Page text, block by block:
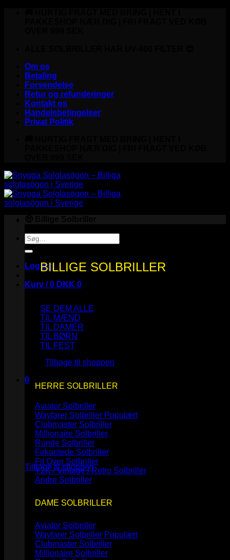
Om os
Betaling
Forsendelse
Retur og refunderinger
Kontakt os
Handelsbetingelser
Privat Politik
Søg
efter:
Log ind
Kurv /0 DKK 0
Ingen varer i kurven.
Tilbage til shoppen
0
Kurv
Ingen varer i kurven.
Tilbage til shoppen
BILLIGE SOLBRILLER
SE DEM ALLE
TIL MÆND
TIL DAMER
TIL BØRN
TIL FEST
HERRE SOLBRILLER
Aviator Solbriller
Wayfarer Solbriller
Clubmaster Solbriller
Millionaire Solbriller
Runde Solbriller
Firkantede Solbriller
Fit Over Solbriller
Y2K / Vintage / Retro Solbriller
Andre Solbriller
DAME SOLBRILLER
Aviator Solbriller
Wayfarer Solbriller
Clubmaster Solbriller
Millionaire Solbriller